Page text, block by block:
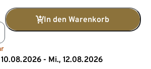
In den Warenkorb
10.08.2026 - Mi., 12.08.2026